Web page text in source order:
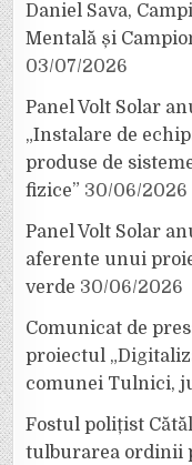
Daniel Sava,
Mentală și
03/07/2026
Panel Volt Solar
„Instalare de
produse de
fizice” 30/06/2026
Panel Volt Solar
aferente unui
verde 30/06/2026
Comunicat de
proiectul
comunei Tulnici,
Fostul polițist
tulburarea ordinii